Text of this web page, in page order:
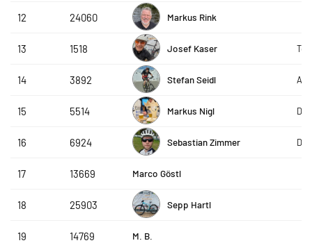
12 24060 Markus Rink
13 1518 Josef Kaser
14 3892 Stefan Seidl
15 5514 Markus Nigl
16 6924 Sebastian Zimmer
17 13669 Marco Göstl
18 25903 Sepp Hartl
19 14769 M. B.